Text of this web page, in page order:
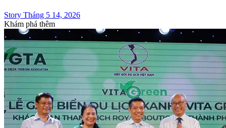
Story Tháng 5 14, 2026
Khám phá thêm